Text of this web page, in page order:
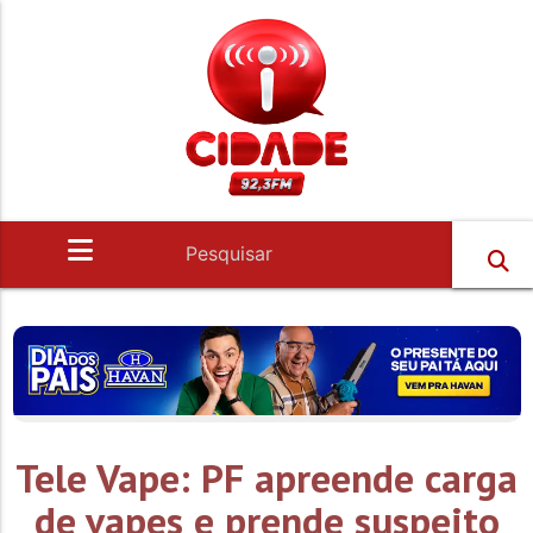
Tele Vape: PF apreende carga
de vapes e prende suspeito